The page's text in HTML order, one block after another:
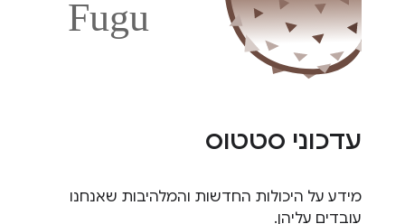
עדכוני סטטוס
מידע על היכולות החדשות והמלהיבות שאנחנו
עובדים עליהן.